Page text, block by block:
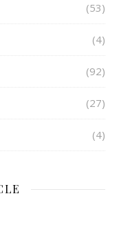
(53)
(4)
(92)
(27)
(4)